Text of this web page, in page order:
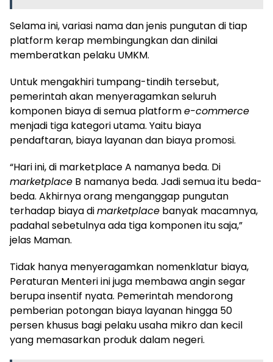
Selama ini, variasi nama dan jenis pungutan di tiap
platform kerap membingungkan dan dinilai
memberatkan pelaku UMKM.
Untuk mengakhiri tumpang-tindih tersebut,
pemerintah akan menyeragamkan seluruh
komponen biaya di semua platforme-commerce
menjadi tiga kategori utama. Yaitu biaya
pendaftaran, biaya layanan dan biaya promosi.
“Hari ini, di marketplace A namanya beda. Di
marketplace B namanya beda. Jadi semua itu beda-
beda. Akhirnya orang menganggap pungutan
terhadap biaya dimarketplace banyak macamnya,
padahal sebetulnya ada tiga komponen itu saja,”
jelas Maman.
Tidak hanya menyeragamkan nomenklatur biaya,
Peraturan Menteri ini juga membawa angin segar
berupa insentif nyata. Pemerintah mendorong
pemberian potongan biaya layanan hingga 50
persen khusus bagi pelaku usaha mikro dan kecil
yang memasarkan produk dalam negeri.